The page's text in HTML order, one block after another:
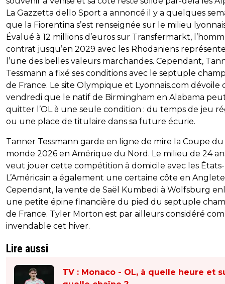
La Gazzetta dello Sport a annoncé il y a quelques
que la Fiorentina s’est renseignée sur le milieu
Évalué à 12 millions d’euros sur Transfermarkt,
contrat jusqu’en 2029 avec les Rhodaniens
l’une des belles valeurs marchandes. Cependant,
Tessmann a fixé ses conditions avec le septuple
de France. Le site Olympique et Lyonnais.com dévoile
vendredi que le natif de Birmingham en Alabama
quitter l’OL à une seule condition : du temps de jeu
ou une place de titulaire dans sa future écurie.
Tanner Tessmann garde en ligne de mire la Coupe du
monde 2026 en Amérique du Nord. Le milieu de 24
veut jouer cette compétition à domicile avec les États-
L’Américain a également une certaine côte en
Cependant, la vente de Saël Kumbedi à Wolfsburg
une petite épine financière du pied du septuple
de France. Tyler Morton est par ailleurs considéré
invendable cet hiver.
Lire aussi
TV : Monaco - OL, à quelle heure et